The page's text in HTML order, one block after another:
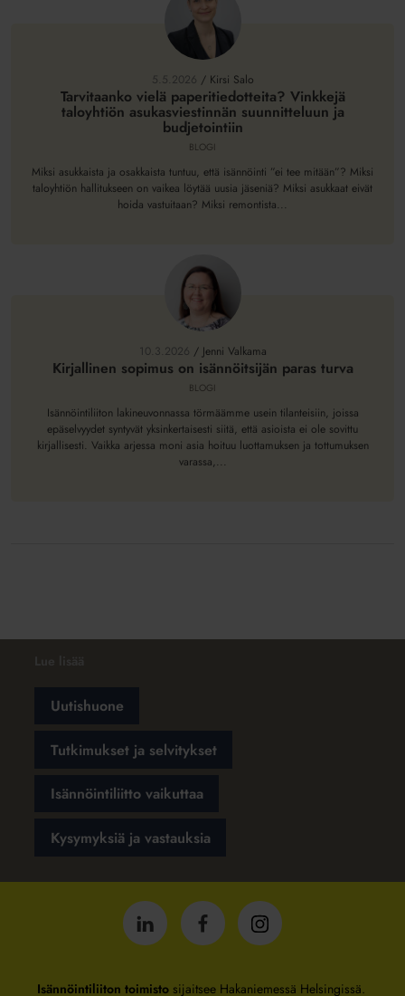
budjetointiin
5.5.2026 / Kirsi Salo
Tarvitaanko vielä paperitiedotteita? Vinkkejä
taloyhtiön asukasviestinnän suunnitteluun ja
budjetointiin
BLOGI
Miksi asukkaista ja osakkaista tuntuu, että isännöinti ”ei tee mitään”? Miksi
taloyhtiön hallitukseen on vaikea löytää uusia jäseniä? Miksi asukkaat eivät
hoida vastuitaan? Miksi remontista...
isännöitsijän
10.3.2026 / Jenni Valkama
Kirjallinen sopimus on isännöitsijän paras turva
BLOGI
Isännöintiliiton lakineuvonnassa törmäämme usein tilanteisiin, joissa
epäselvyydet syntyvät yksinkertaisesti siitä, että asioista ei ole sovittu
kirjallisesti. Vaikka arjessa moni asia hoituu luottamuksen ja tottumuksen
varassa,...
Uutishuone
Tutkimukset ja selvitykset
Isännöintiliitto vaikuttaa
Kysymyksiä ja vastauksia
Isännöintiliitto
LinkedInissä
Isännöintiliitto
Facebookissa
Isännöintiliitto
Instagrammissa
Isännöintiliiton toimistosijaitsee Hakaniemessä Helsingissä.